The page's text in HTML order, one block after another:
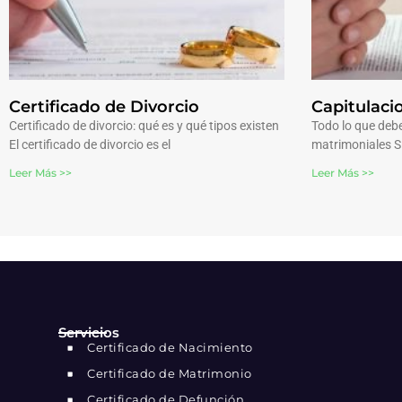
Certificado de Divorcio
Certificado de divorcio: qué es y qué tipos existen
El certificado de divorcio es el
Leer Más >>
Todo lo que
matrimoniales
Leer Más >>
Servicios
Certificado de Nacimiento
Certificado de Matrimonio